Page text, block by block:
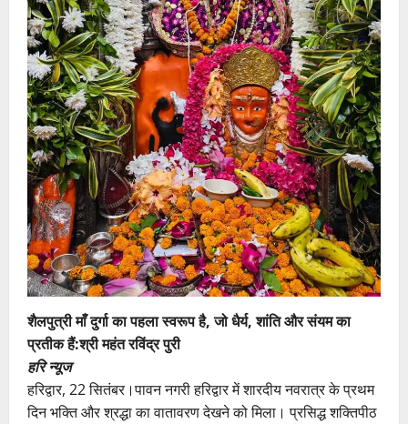
शैलपुत्री माँ दुर्गा का पहला स्वरूप है, जो धैर्य, शांति और संयम का
प्रतीक हैं:श्री महंत रविंद्र पुरी
हरि न्यूज
हरिद्वार, 22 सितंबर।पावन नगरी हरिद्वार में शारदीय नवरात्र के प्रथम
दिन भक्ति और श्रद्धा का वातावरण देखने को मिला। प्रसिद्ध शक्तिपीठ